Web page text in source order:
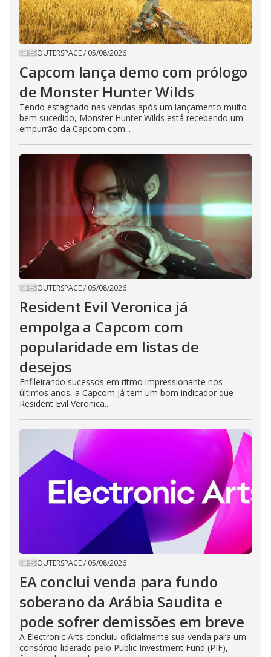
OUTERSPACE/ 05/08/2026
Capcom lança demo com prólogo
de Monster Hunter Wilds
Tendo estagnado nas vendas após um lançamento muito
bem sucedido, Monster Hunter Wilds está recebendo um
empurrão da Capcom com...
OUTERSPACE/ 05/08/2026
Resident Evil Veronica já
empolga a Capcom com
popularidade em listas de
desejos
Enfileirando sucessos em ritmo impressionante nos
últimos anos, a Capcom já tem um bom indicador que
Resident Evil Veronica...
OUTERSPACE/ 05/08/2026
EA conclui venda para fundo
soberano da Arábia Saudita e
pode sofrer demissões em breve
A Electronic Arts concluiu oficialmente sua venda para um
consórcio liderado pelo Public Investment Fund (PIF),